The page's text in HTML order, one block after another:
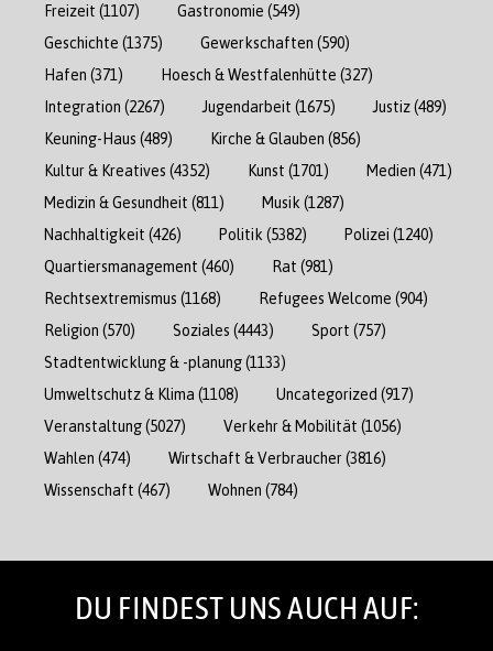
Freizeit (1107) Gastronomie (549)
Geschichte (1375) Gewerkschaften (590)
Hafen (371) Hoesch & Westfalenhütte (327)
Integration (2267) Jugendarbeit (1675) Justiz(489)
Keuning-Haus (489) Kirche & Glauben (856)
Kultur & Kreatives (4352) Kunst (1701) Medien (471)
Medizin & Gesundheit (811) Musik (1287)
Nachhaltigkeit (426) Politik (5382) Polizei (1240)
Quartiersmanagement (460) Rat (981)
Rechtsextremismus (1168) Refugees Welcome (904)
Religion (570) Soziales (4443) Sport (757)
Stadtentwicklung & -planung(1133)
Umweltschutz & Klima (1108) Uncategorized (917)
Veranstaltung(5027) Verkehr & Mobilität (1056)
Wahlen (474) Wirtschaft & Verbraucher(3816)
Wissenschaft (467) Wohnen (784)
DU FINDEST UNS AUCH AUF: